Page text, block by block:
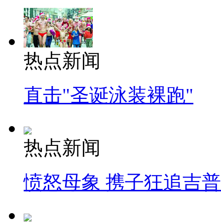
热点新闻
直击"圣诞泳装裸跑"
热点新闻
愤怒母象 携子狂追吉